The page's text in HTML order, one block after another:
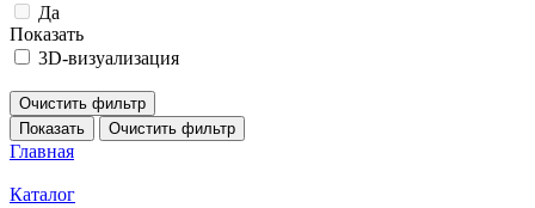
Да
Показать
3D-визуализация
Очистить фильтр
Показать
Очистить фильтр
Главная
Каталог